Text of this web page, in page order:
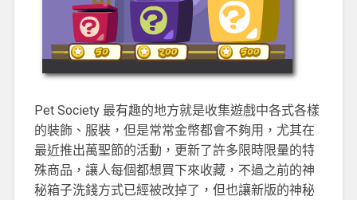
Pet Society 最有趣的地方就是收集遊戲中各式各樣
的裝飾、服裝，但是常常金幣都會不夠用，尤其在
最近推出萬聖節的活動，更新了許多限時限量的特
殊商品，讓人每個都想買下來收藏，不過之前的神
秘箱子洗錢方式已經被改掉了，但也讓新版的神秘